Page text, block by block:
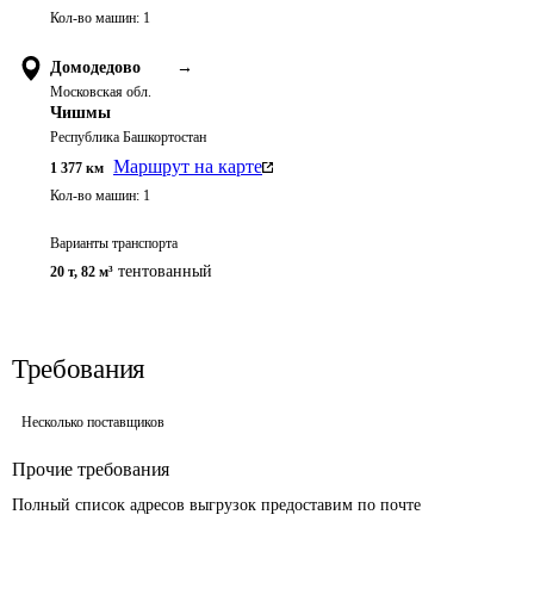
Кол-во машин: 1
Домодедово →
Московская обл.
Чишмы
Республика Башкортостан
1 377 км Маршрут на карте
Кол-во машин: 1
Варианты транспорта
20 т, 82 м³ тентованный
Требования
Несколько поставщиков
Прочие требования
Полный список адресов выгрузок предоставим по почте